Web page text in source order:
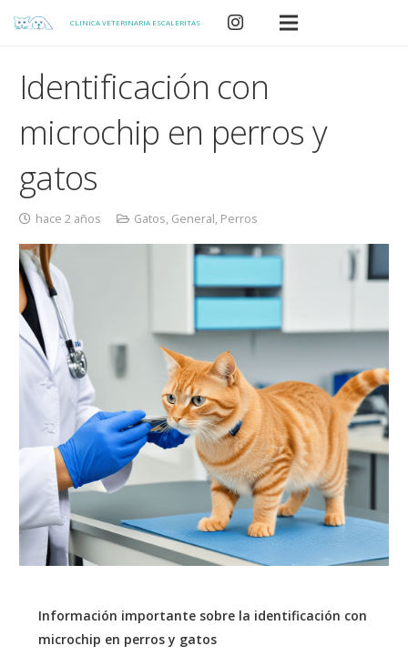
CLINICA VETERINARIA ESCALERITAS
Identificación con
microchip en perros y
gatos
hace 2 años Gatos, General, Perros
Información importante sobre la identificación con
microchip en perros y gatos